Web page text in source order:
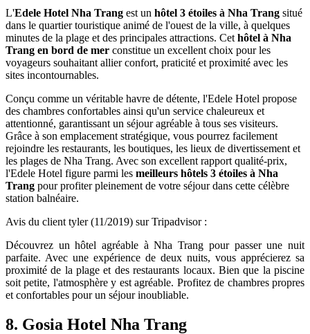
L'Edele Hotel Nha Trang est un hôtel 3 étoiles à Nha Trang situé
dans le quartier touristique animé de l'ouest de la ville, à quelques
minutes de la plage et des principales attractions. Cet hôtel à Nha
Trang en bord de mer constitue un excellent choix pour les
voyageurs souhaitant allier confort, praticité et proximité avec les
sites incontournables.
Conçu comme un véritable havre de détente, l'Edele Hotel propose
des chambres confortables ainsi qu'un service chaleureux et
attentionné, garantissant un séjour agréable à tous ses visiteurs.
Grâce à son emplacement stratégique, vous pourrez facilement
rejoindre les restaurants, les boutiques, les lieux de divertissement et
les plages de Nha Trang. Avec son excellent rapport qualité-prix,
l'Edele Hotel figure parmi les meilleurs hôtels 3 étoiles à Nha
Trang pour profiter pleinement de votre séjour dans cette célèbre
station balnéaire.
Avis du client tyler (11/2019) sur Tripadvisor :
Découvrez un hôtel agréable à Nha Trang pour passer une nuit
parfaite. Avec une expérience de deux nuits, vous apprécierez sa
proximité de la plage et des restaurants locaux. Bien que la piscine
soit petite, l'atmosphère y est agréable. Profitez de chambres propres
et confortables pour un séjour inoubliable.
8. Gosia Hotel Nha Trang